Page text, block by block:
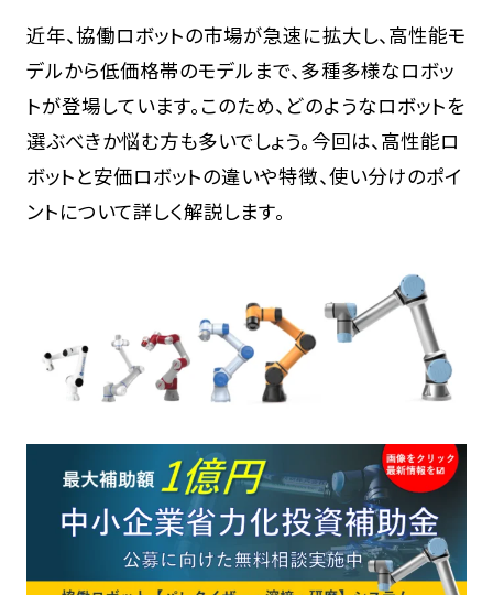
近年、協働ロボットの市場が急速に拡大し、高性能モ
デルから低価格帯のモデルまで、多種多様なロボッ
トが登場しています。このため、どのようなロボットを
選ぶべきか悩む方も多いでしょう。今回は、高性能ロ
ボットと安価ロボットの違いや特徴、使い分けのポイ
ントについて詳しく解説します。